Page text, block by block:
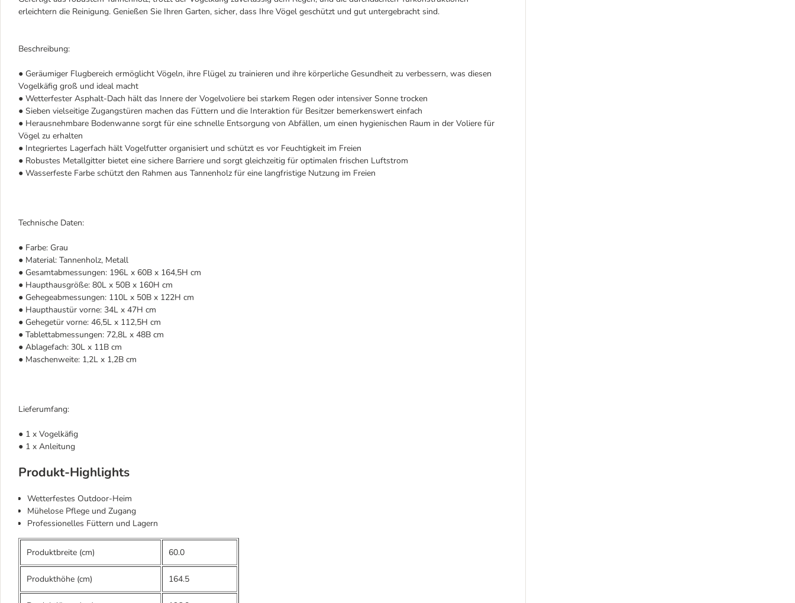
erleichtern die Reinigung. Genießen Sie Ihren Garten, sicher, dass Ihre Vögel geschützt und gut untergebracht sind.
Beschreibung:
● Geräumiger Flugbereich ermöglicht Vögeln, ihre Flügel zu trainieren und ihre körperliche Gesundheit zu verbessern, was diesen
Vogelkäfig groß und ideal macht
● Wetterfester Asphalt-Dach hält das Innere der Vogelvoliere bei starkem Regen oder intensiver Sonne trocken
● Sieben vielseitige Zugangstüren machen das Füttern und die Interaktion für Besitzer bemerkenswert einfach
● Herausnehmbare Bodenwanne sorgt für eine schnelle Entsorgung von Abfällen, um einen hygienischen Raum in der Voliere für
Vögel zu erhalten
● Integriertes Lagerfach hält Vogelfutter organisiert und schützt es vor Feuchtigkeit im Freien
● Robustes Metallgitter bietet eine sichere Barriere und sorgt gleichzeitig für optimalen frischen Luftstrom
● Wasserfeste Farbe schützt den Rahmen aus Tannenholz für eine langfristige Nutzung im Freien
Technische Daten:
● Farbe: Grau
● Material: Tannenholz, Metall
● Gesamtabmessungen: 196L x 60B x 164,5H cm
● Haupthausgröße: 80L x 50B x 160H cm
● Gehegeabmessungen: 110L x 50B x 122H cm
● Haupthaustür vorne: 34L x 47H cm
● Gehegetür vorne: 46,5L x 112,5H cm
● Tablettabmessungen: 72,8L x 48B cm
● Ablagefach: 30L x 11B cm
● Maschenweite: 1,2L x 1,2B cm
Lieferumfang:
● 1 x Vogelkäfig
● 1 x Anleitung
Produkt-Highlights
Wetterfestes Outdoor-Heim
Mühelose Pflege und Zugang
Professionelles Füttern und Lagern
Produktbreite (cm) 60.0
Produkthöhe (cm) 164.5